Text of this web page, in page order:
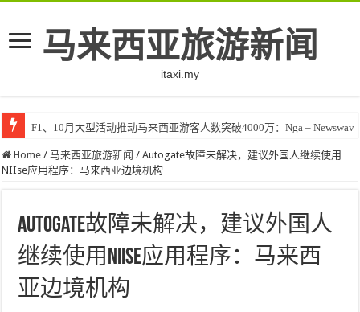
马来西亚旅游新闻
itaxi.my
F1、10月大型活动推动马来西亚游客人数突破4000万：Nga – Newswav
Home / 马来西亚旅游新闻 / Autogate故障未解决，建议外国人继续使用
NIIse应用程序：马来西亚边境机构
Autogate故障未解决，建议外国人
继续使用NIIse应用程序：马来西
亚边境机构